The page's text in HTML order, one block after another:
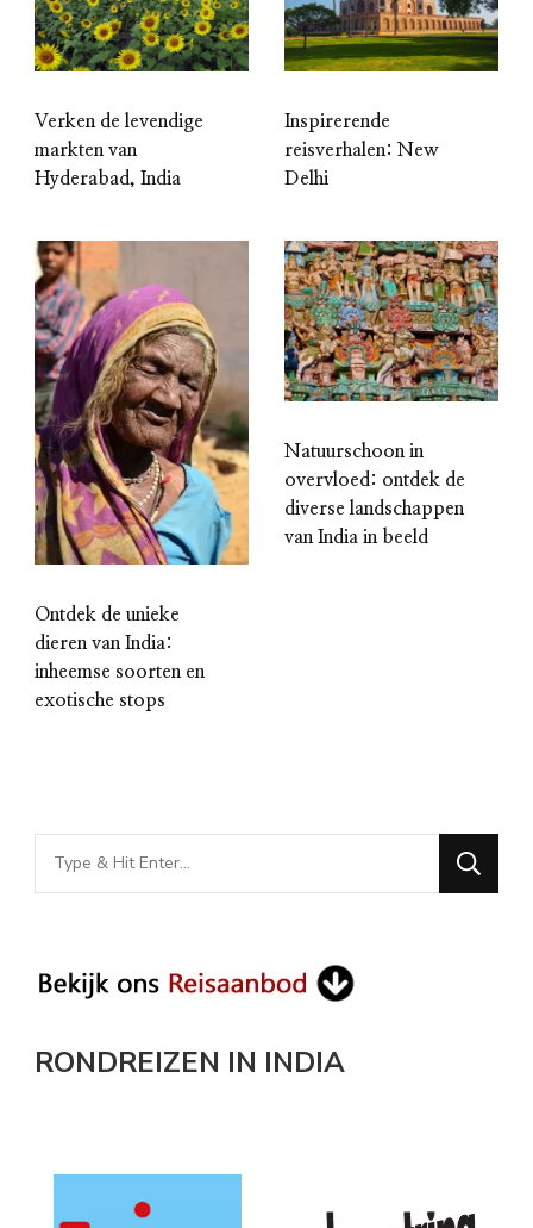
Verken de levendige
markten van
Hyderabad, India
Inspirerende
reisverhalen: New
Delhi
Ontdek de unieke
dieren van India:
inheemse soorten en
exotische stops
Natuurschoon in
overvloed: ontdek de
diverse landschappen
van India in beeld
Looking
for
RONDREIZEN IN INDIA